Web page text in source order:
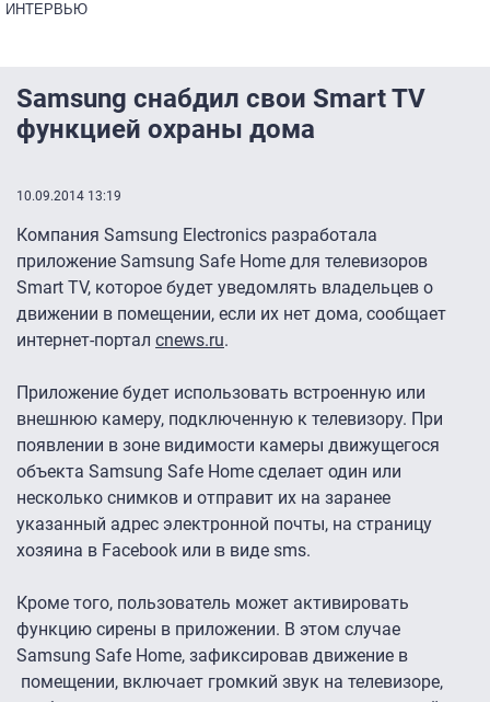
ИНТЕРВЬЮ
Samsung снабдил свои Smart TV
функцией охраны дома
10.09.2014 13:19
Компания Samsung Electronics разработала
приложение Samsung Safe Home для телевизоров
Smart TV, которое будет уведомлять владельцев о
движении в помещении, если их нет дома, сообщает
интернет-портал cnews.ru.
Приложение будет использовать встроенную или
внешнюю камеру, подключенную к телевизору. При
появлении в зоне видимости камеры движущегося
объекта Samsung Safe Home сделает один или
несколько снимков и отправит их на заранее
указанный адрес электронной почты, на страницу
хозяина в Facebook или в виде sms.
Кроме того, пользователь может активировать
функцию сирены в приложении. В этом случае
Samsung Safe Home, зафиксировав движение в
помещении, включает громкий звук на телевизоре,